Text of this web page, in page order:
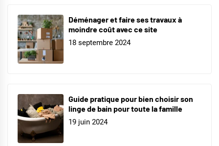
Déménager et faire ses travaux à
moindre coût avec ce site
18 septembre 2024
Guide pratique pour bien choisir son
linge de bain pour toute la famille
19 juin 2024